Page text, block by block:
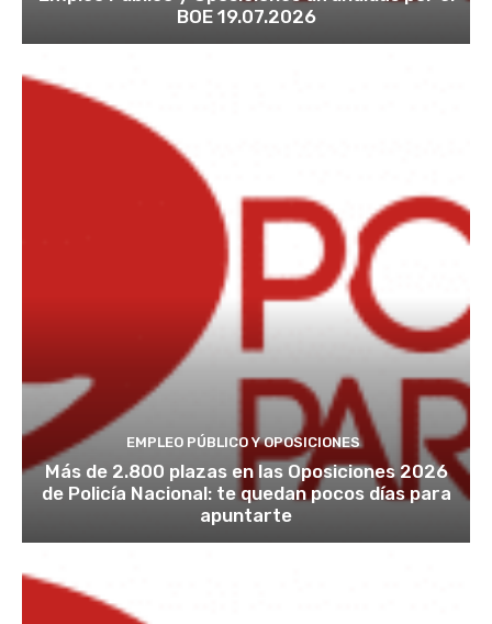
BOE 19.07.2026
EMPLEO PÚBLICO Y OPOSICIONES
Más de 2.800 plazas en las Oposiciones 2026
de Policía Nacional: te quedan pocos días para
apuntarte